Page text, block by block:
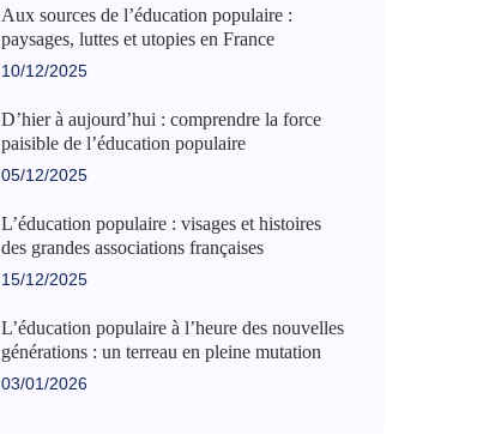
Aux sources de l’éducation populaire :
paysages, luttes et utopies en France
10/12/2025
D’hier à aujourd’hui : comprendre la force
paisible de l’éducation populaire
05/12/2025
L’éducation populaire : visages et histoires
des grandes associations françaises
15/12/2025
L’éducation populaire à l’heure des nouvelles
générations : un terreau en pleine mutation
03/01/2026